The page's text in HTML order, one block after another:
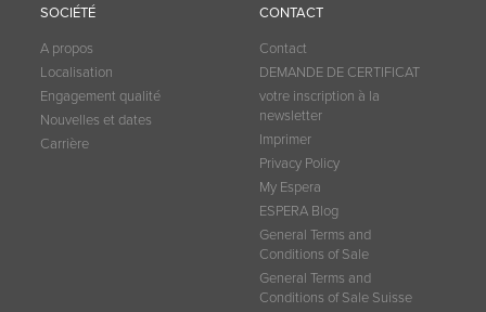
SOCIÉTÉ
A propos
Localisation
Engagement qualité
Nouvelles et dates
Carrière
CONTACT
Contact
DEMANDE DE CERTIFICAT
votre inscription à la
newsletter
Imprimer
Privacy Policy
My Espera
ESPERA Blog
General Terms and
Conditions of Sale
General Terms and
Conditions of Sale Suisse